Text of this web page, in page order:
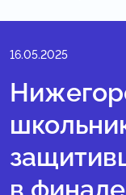
16.05.2025
в